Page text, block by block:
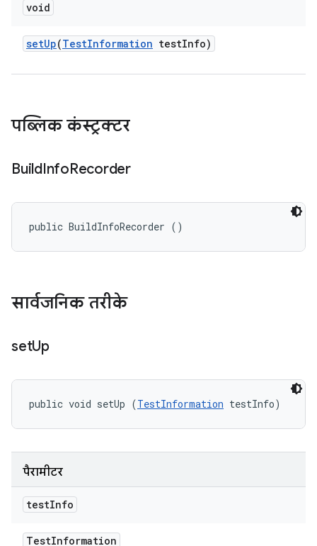
void
setUp(TestInformation testInfo)
पब्लिक कंस्ट्रक्टर
BuildInfoRecorder
public BuildInfoRecorder ()
सार्वजनिक तरीके
setUp
public void setUp (TestInformation testInfo)
पैरामीटर
testInfo
TestInformation